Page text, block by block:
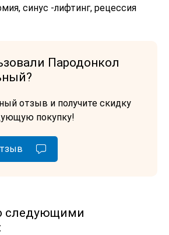
синус -лифтинг, рецессия
Пародонкол
отзыв и получите скидку
покупку!
следующими